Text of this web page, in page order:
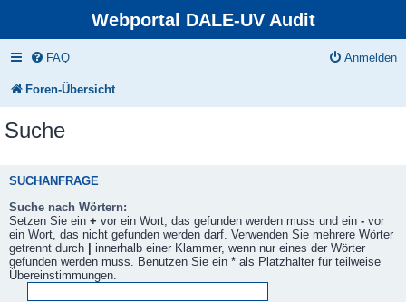
Webportal DALE-UV Audit
FAQ Anmelden
Foren-Übersicht
Suche
SUCHANFRAGE
Suche nach Wörtern:
Setzen Sie ein + vor ein Wort, das gefunden werden muss und ein - vor
ein Wort, das nicht gefunden werden darf. Verwenden Sie mehrere Wörter
getrennt durch | innerhalb einer Klammer, wenn nur eines der Wörter
gefunden werden muss. Benutzen Sie ein * als Platzhalter für teilweise
Übereinstimmungen.